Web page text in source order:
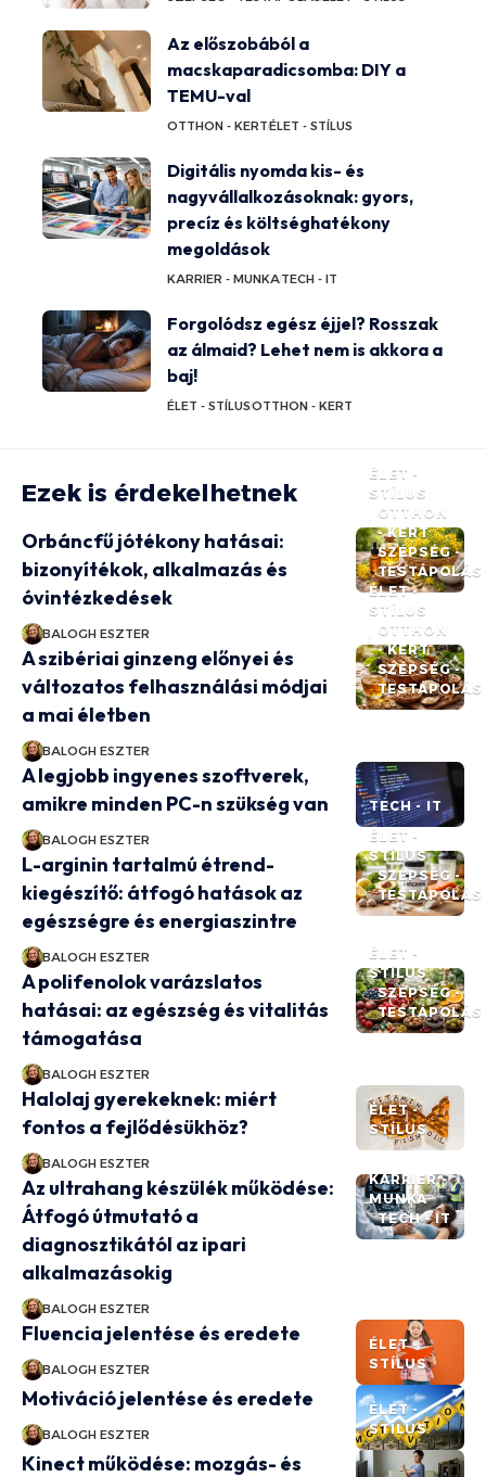
Az előszobából a
macskaparadicsomba: DIY a
TEMU-val
OTTHON - KERTÉLET - STÍLUS
Digitális nyomda kis- és
nagyvállalkozásoknak: gyors,
precíz és költséghatékony
megoldások
KARRIER - MUNKATECH - IT
Forgolódsz egész éjjel? Rosszak
az álmaid? Lehet nem is akkora a
baj!
ÉLET - STÍLUSOTTHON - KERT
Ezek is érdekelhetnek
ÉLET -
STÍLUS
OTTHON
- KERT
SZÉPSÉG -
TESTÁPOLÁS
Orbáncfű jótékony hatásai:
bizonyítékok, alkalmazás és
óvintézkedések
BALOGH ESZTER
ÉLET -
STÍLUS
OTTHON
- KERT
SZÉPSÉG -
TESTÁPOLÁS
A szibériai ginzeng előnyei és
változatos felhasználási módjai
a mai életben
BALOGH ESZTER
TECH - IT
A legjobb ingyenes szoftverek,
amikre minden PC-n szükség van
BALOGH ESZTER
ÉLET -
STÍLUS
SZÉPSÉG -
TESTÁPOLÁS
L-arginin tartalmú étrend-
kiegészítő: átfogó hatások az
egészségre és energiaszintre
BALOGH ESZTER
ÉLET -
STÍLUS
SZÉPSÉG -
TESTÁPOLÁS
A polifenolok varázslatos
hatásai: az egészség és vitalitás
támogatása
BALOGH ESZTER
ÉLET -
STÍLUS
Halolaj gyerekeknek: miért
fontos a fejlődésükhöz?
BALOGH ESZTER
KARRIER -
MUNKA
TECH - IT
Az ultrahang készülék működése:
Átfogó útmutató a
diagnosztikától az ipari
alkalmazásokig
BALOGH ESZTER
ÉLET -
STÍLUS
Fluencia jelentése és eredete
BALOGH ESZTER
ÉLET -
STÍLUS
Motiváció jelentése és eredete
BALOGH ESZTER
Kinect működése: mozgás- és